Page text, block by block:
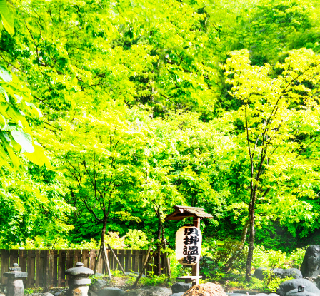
貝掛温泉の歴史
貝掛温泉の湯力
日帰り温泉
お料理
客室
アクセス
ご利用案内・料金
ご予約